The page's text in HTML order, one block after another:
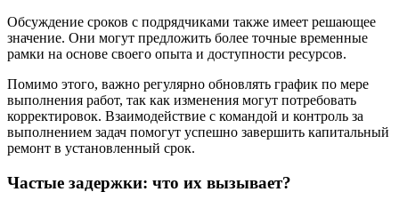
Обсуждение сроков с подрядчиками также имеет решающее
значение. Они могут предложить более точные временные
рамки на основе своего опыта и доступности ресурсов.
Помимо этого, важно регулярно обновлять график по мере
выполнения работ, так как изменения могут потребовать
корректировок. Взаимодействие с командой и контроль за
выполнением задач помогут успешно завершить капитальный
ремонт в установленный срок.
Частые задержки: что их вызывает?